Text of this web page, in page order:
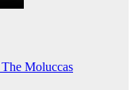
The Moluccas